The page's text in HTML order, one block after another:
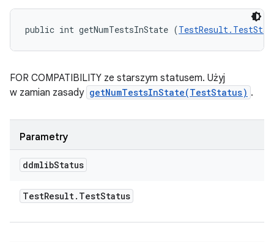
public int getNumTestsInState (
FOR COMPATIBILITY ze starszym statusem. Użyj
w zamian zasady getNumTestsInState(TestStatus) .
Parametry
ddmlibStatus
TestResult. TestStatus